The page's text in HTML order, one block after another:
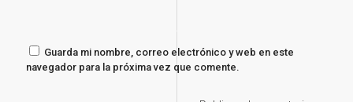
Guarda mi nombre, correo electrónico y web en este
navegador para la próxima vez que comente.